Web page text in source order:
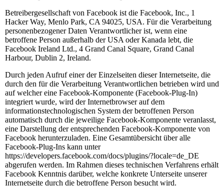
Betreibergesellschaft von Facebook ist die Facebook, Inc., 1
Hacker Way, Menlo Park, CA 94025, USA. Für die Verarbeitung
personenbezogener Daten Verantwortlicher ist, wenn eine
betroffene Person außerhalb der USA oder Kanada lebt, die
Facebook Ireland Ltd., 4 Grand Canal Square, Grand Canal
Harbour, Dublin 2, Ireland.
Durch jeden Aufruf einer der Einzelseiten dieser Internetseite, die
durch den für die Verarbeitung Verantwortlichen betrieben wird und
auf welcher eine Facebook-Komponente (Facebook-Plug-In)
integriert wurde, wird der Internetbrowser auf dem
informationstechnologischen System der betroffenen Person
automatisch durch die jeweilige Facebook-Komponente veranlasst,
eine Darstellung der entsprechenden Facebook-Komponente von
Facebook herunterzuladen. Eine Gesamtübersicht über alle
Facebook-Plug-Ins kann unter
https://developers.facebook.com/docs/plugins/?locale=de_DE
abgerufen werden. Im Rahmen dieses technischen Verfahrens erhält
Facebook Kenntnis darüber, welche konkrete Unterseite unserer
Internetseite durch die betroffene Person besucht wird.